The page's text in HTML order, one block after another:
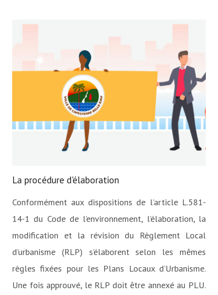
La procédure d'élaboration
Conformément aux dispositions de l’article L.581-
14-1 du Code de l’environnement, l’élaboration, la
modification et la révision du Règlement Local
d’urbanisme (RLP) s’élaborent selon les mêmes
règles fixées pour les Plans Locaux d’Urbanisme.
Une fois approuvé, le RLP doit être annexé au PLU.